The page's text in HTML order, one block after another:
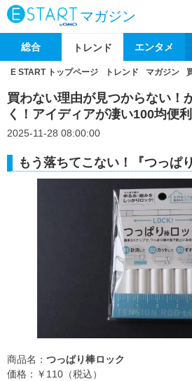
マガジン
総合 トレンド エンタメ
E START トップページ トレンド マガジン
買わない理由が見つからない！
く！アイディアが凄い100均便
2025-11-28 08:00:00
もう落ちてこない！『つっぱ
商品名： つっぱり棒ロック
価格：￥110（税込）